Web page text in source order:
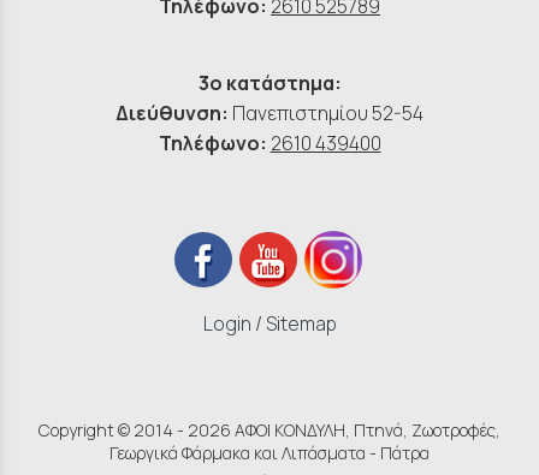
Τηλέφωνο: 2610 525789
3ο κατάστημα:
Διεύθυνση: Πανεπιστημίου 52-54
Τηλέφωνο: 2610 439400
Login /Sitemap
Copyright © 2014 - 2026 ΑΦΟΙ ΚΟΝΔΥΛΗ, Πτηνά, Ζωοτροφές,
Γεωργικά Φάρμακα και Λιπάσματα - Πάτρα